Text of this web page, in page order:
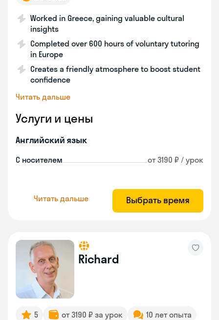
Worked in Greece, gaining valuable cultural
insights
Completed over 600 hours of voluntary tutoring
in Europe
Creates a friendly atmosphere to boost student
confidence
Читать дальше
Услуги и цены
Английский язык
С носителем от 3190 ₽ / урок
Читать дальше Выбрать время
Richard
5 от 3190 ₽ за урок
10 лет опыта